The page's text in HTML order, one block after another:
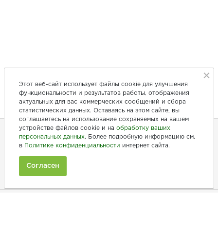
+7 (846) 275-20-10
Этот веб-сайт использует файлы cookie для улучшения
функциональности и результатов работы, отображения
актуальных для вас коммерческих сообщений и сбора
статистических данных. Оставаясь на этом сайте, вы
соглашаетесь на использование сохраняемых на вашем
устройстве файлов cookie и на обработку ваших
персональных данных. Более подробную информацию см.
в
Политике конфиденциальности интернет сайта.
Согласен